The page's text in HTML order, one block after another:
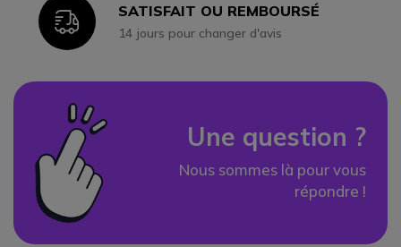
IconSATISFAIT OU REMBOURSÉ
14 jours pour changer d'avis
Une question ?
Nous sommes là pour vous
répondre !